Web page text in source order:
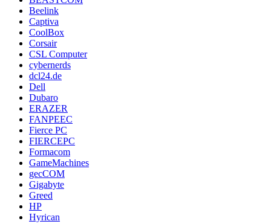
Beelink
Captiva
CoolBox
Corsair
CSL Computer
cybernerds
dcl24.de
Dell
Dubaro
ERAZER
FANPEEC
Fierce PC
FIERCEPC
Formacom
GameMachines
gecCOM
Gigabyte
Greed
HP
Hyrican